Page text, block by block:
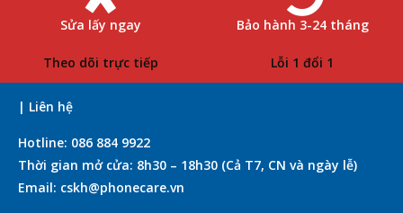
Sửa lấy ngay
Theo dõi trực tiếp
Bảo hành 3-24 tháng
Lỗi 1 đổi 1
| Liên hệ
Hotline: 086 884 9922
Thời gian mở cửa: 8h30 – 18h30 (Cả T7, CN và ngày lễ)
Email: cskh@phonecare.vn